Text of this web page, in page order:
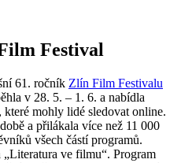
Festival
61. ročník Zlín Film Festivalu
v 28. 5. – 1. 6. a nabídla
mohly lidé sledovat online.
a přilákala více než 11 000
všech částí programů.
ve filmu“. Program